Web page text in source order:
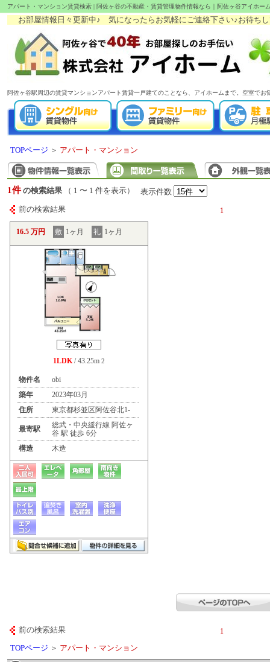
アパート・マンション賃貸検索 | 阿佐ヶ谷の不動産・賃貸管理物件情報なら｜阿佐ヶ谷アイホー
お部屋情報日々更新中♪ 気になったらお気軽にご連絡下さい♪お待ちして
阿佐ヶ谷駅周辺の賃貸マンションアパート賃貸一戸建てのことなら、アイホームまで。空室で
TOPページ ＞ アパート・マンション
1件 の検索結果 （ 1 〜 1 件を表示） 表示件数
前の検索結果 1
16.5 万円 敷 1ヶ月 礼 1ヶ月
1LDK/ 43.25m 2
物件名
obi
築年
2023年03月
住所
東京都杉並区阿佐谷北1-
最寄駅
総武・中央緩行線 阿佐ヶ
谷 駅 徒歩 6分
構造
木造
前の検索結果 1
TOPページ ＞ アパート・マンション